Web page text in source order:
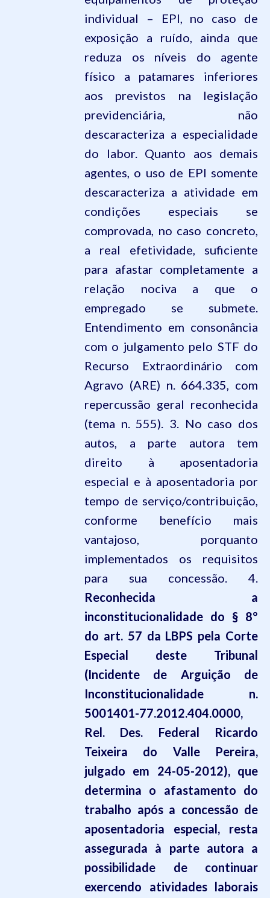
individual – EPI, no caso de
exposição a ruído, ainda que
reduza os níveis do agente
físico a patamares inferiores
aos previstos na legislação
previdenciária, não
descaracteriza a especialidade
do labor. Quanto aos demais
agentes, o uso de EPI somente
descaracteriza a atividade em
condições especiais se
comprovada, no caso concreto,
a real efetividade, suficiente
para afastar completamente a
relação nociva a que o
empregado se submete.
Entendimento em consonância
com o julgamento pelo STF do
Recurso Extraordinário com
Agravo (ARE) n. 664.335, com
repercussão geral reconhecida
(tema n. 555). 3. No caso dos
autos, a parte autora tem
direito à aposentadoria
especial e à aposentadoria por
tempo de serviço/contribuição,
conforme benefício mais
vantajoso, porquanto
implementados os requisitos
para sua concessão. 4.
Reconhecida a
inconstitucionalidade do § 8º
do art. 57 da LBPS pela Corte
Especial deste Tribunal
(Incidente de Arguição de
Inconstitucionalidade n.
5001401-77.2012.404.0000,
Rel. Des. Federal Ricardo
Teixeira do Valle Pereira,
julgado em 24-05-2012), que
determina o afastamento do
trabalho após a concessão de
aposentadoria especial, resta
assegurada à parte autora a
possibilidade de continuar
exercendo atividades laborais